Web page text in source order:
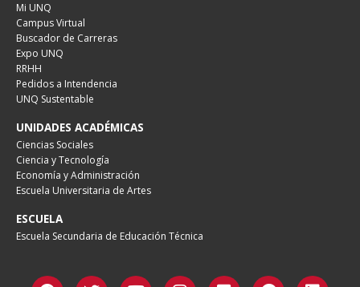
Mi UNQ
Campus Virtual
Buscador de Carreras
Expo UNQ
RRHH
Pedidos a Intendencia
UNQ Sustentable
UNIDADES ACADÉMICAS
Ciencias Sociales
Ciencia y Tecnología
Economía y Administración
Escuela Universitaria de Artes
ESCUELA
Escuela Secundaria de Educación Técnica